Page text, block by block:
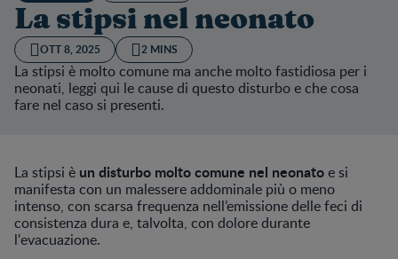
La stipsi nel neonato
OTT 8, 2025 2 MINS
La stipsi è molto comune ma anche molto fastidiosa per i
neonati, leggi qui le cause di questo disturbo e che cosa
fare nel caso si presenti.
La stipsi è un disturbo molto comune nel neonatoe si
manifesta con un malessere addominale più o meno
intenso, con scarsa frequenza nell’emissione delle feci di
consistenza dura e, talvolta, con dolore durante
l'evacuazione.